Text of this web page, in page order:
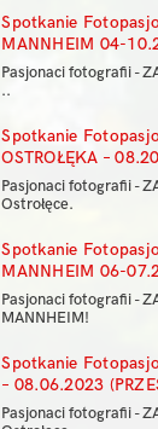
Spotkanie
MANNHEIM 04-
Pasjonaci fotografii -
..
Spotkanie
OSTROŁĘKA –
Pasjonaci fotografii -
Ostrołęce.
Spotkanie
MANNHEIM 06-
Pasjonaci fotografii -
MANNHEIM!
Spotkanie
– 08.06.2023
Pasjonaci fotografii -